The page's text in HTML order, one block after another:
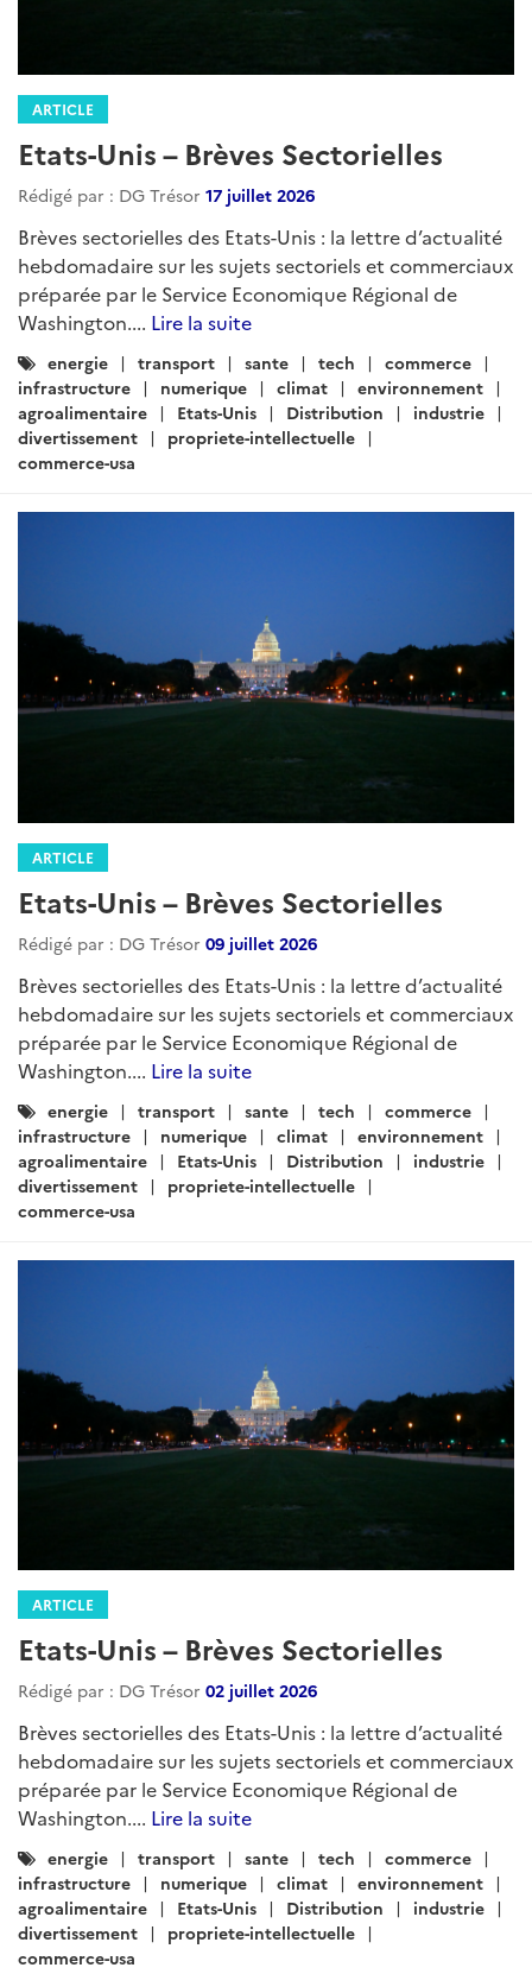
ARTICLE
Etats-Unis – Brèves Sectorielles
Rédigé par : DG Trésor 17 juillet 2026
Brèves sectorielles des Etats-Unis : la lettre d’actualité
hebdomadaire sur les sujets sectoriels et commerciaux
préparée par le Service Economique Régional de
Washington.... Lire la suite
Catégories
:
energie transport sante tech
commerce
infrastructure
numerique climat
environnement
agroalimentaire
Etats-Unis Distribution
industrie
divertissement
propriete-intellectuelle
commerce-usa
ARTICLE
Etats-Unis – Brèves Sectorielles
Rédigé par : DG Trésor 09 juillet 2026
Brèves sectorielles des Etats-Unis : la lettre d’actualité
hebdomadaire sur les sujets sectoriels et commerciaux
préparée par le Service Economique Régional de
Washington.... Lire la suite
Catégories
:
energie transport sante tech
commerce
infrastructure
numerique climat
environnement
agroalimentaire
Etats-Unis Distribution
industrie
divertissement
propriete-intellectuelle
commerce-usa
ARTICLE
Etats-Unis – Brèves Sectorielles
Rédigé par : DG Trésor 02 juillet 2026
Brèves sectorielles des Etats-Unis : la lettre d’actualité
hebdomadaire sur les sujets sectoriels et commerciaux
préparée par le Service Economique Régional de
Washington.... Lire la suite
Catégories
:
energie transport sante tech
commerce
infrastructure
numerique climat
environnement
agroalimentaire
Etats-Unis Distribution
industrie
divertissement
propriete-intellectuelle
commerce-usa